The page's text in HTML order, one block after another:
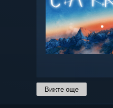
Вижте още